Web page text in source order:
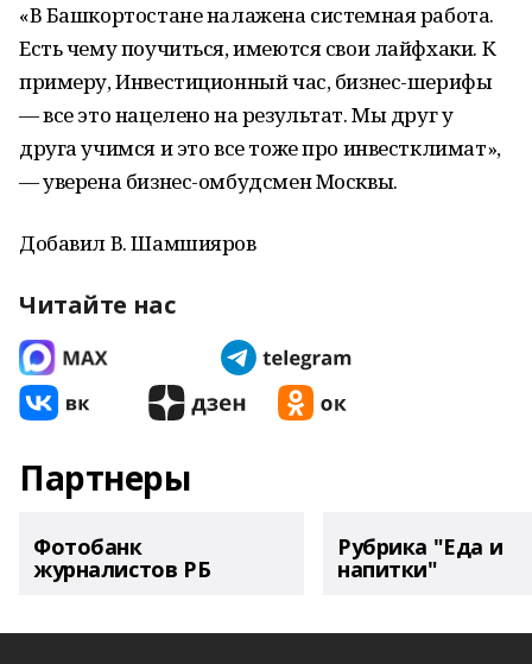
«В Башкортостане налажена системная работа.
Есть чему поучиться, имеются свои лайфхаки. К
примеру, Инвестиционный час, бизнес-шерифы
— все это нацелено на результат. Мы друг у
друга учимся и это все тоже про инвестклимат»,
— уверена бизнес-омбудсмен Москвы.
Добавил В. Шамшияров
Читайте нас
Партнеры
Фотобанк
журналистов РБ
Рубрика "Еда и
напитки"